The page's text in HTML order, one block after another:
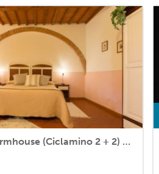
Apartment in farmhouse (Ciclamino 2 + 2) Area Volterra, San Gimignano, Pisa